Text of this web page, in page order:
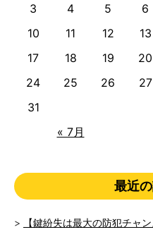
« 7月
3
4 5 6
10
11 12 13
17
18 19 20
24
25 26 27
31
最近
【鍵紛失は最大の防犯チャ